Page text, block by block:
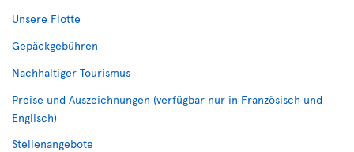
Unsere Flotte
Gepäckgebühren
Nachhaltiger Tourismus
Preise und Auszeichnungen (verfügbar nur in Französisch und
Englisch)
Stellenangebote